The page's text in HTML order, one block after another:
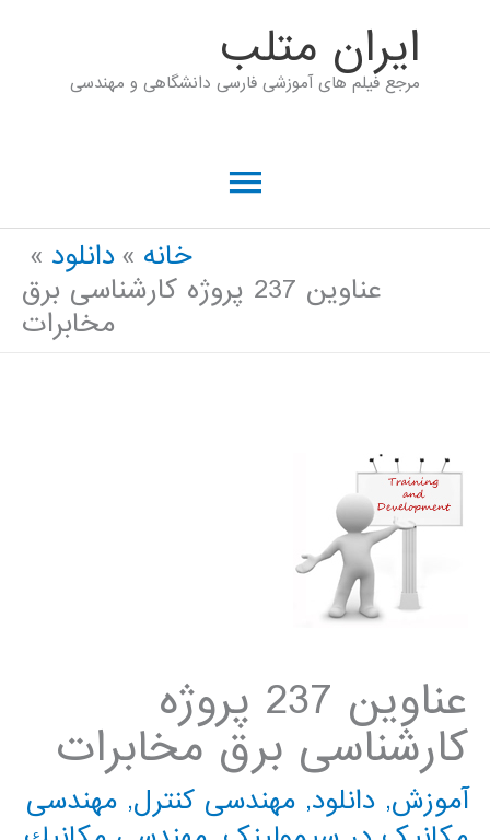
ايران متلب
مرجع فیلم های آموزشی فارسی دانشگاهی و مهندسی
فهرست
اصلیخانه
دانلود
عناوین 237 پروژه کارشناسی برق
مخابرات
عناوین 237 پروژه
کارشناسی برق مخابرات
آموزش, دانلود, مهندسی کنترل, مهندسی